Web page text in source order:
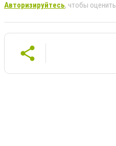
Авторизируйтесь, чтобы оценить